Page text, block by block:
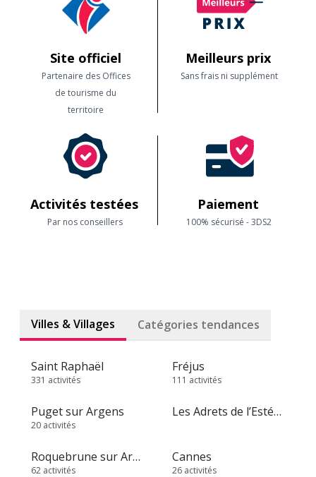
Site officiel
Partenaire des Offices
de tourisme du
territoire
Meilleurs prix
Sans frais ni supplément
Activités testées
Par nos conseillers
Paiement
100% sécurisé - 3DS2
Villes & Villages Catégories tendances
Saint Raphaël
331 activités
Fréjus
111 activités
Puget sur Argens
20 activités
Les Adrets de l’Estérel
Roquebrune sur Argens
62 activités
Cannes
26 activités